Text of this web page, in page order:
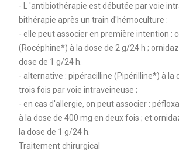
- L 'antibiothérapie est débutée par voie
bithérapie après un train d'hémoculture :
- elle peut associer en première intention :
(Rocéphine*) à la dose de 2 g/24 h ;
dose de 1 g/24 h.
- alternative : pipéracilline (Pipérilline*) à la
trois fois par voie intraveineuse ;
- en cas d'allergie, on peut associer :
à la dose de 400 mg en deux fois ; et
la dose de 1 g/24 h.
Traitement chirurgical